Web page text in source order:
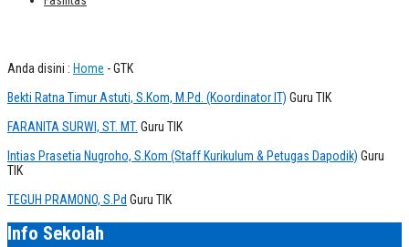
Anda disini : Home -GTK
Bekti Ratna Timur Astuti, S.Kom, M.Pd. (Koordinator IT) Guru TIK
FARANITA SURWI, ST. MT. Guru TIK
Intias Prasetia Nugroho, S.Kom (Staff Kurikulum & Petugas Dapodik) Guru
TIK
TEGUH PRAMONO, S.Pd Guru TIK
Info Sekolah